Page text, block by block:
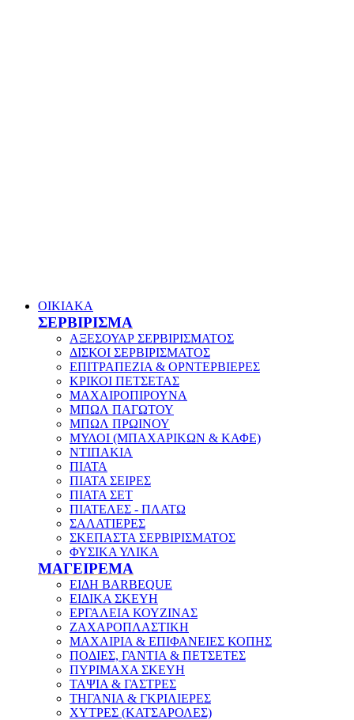
ΟΙΚΙΑΚΑ
ΣΕΡΒΙΡΙΣΜΑ
ΑΞΕΣΟΥΑΡ ΣΕΡΒΙΡΙΣΜΑΤΟΣ
ΔΙΣΚΟΙ ΣΕΡΒΙΡΙΣΜΑΤΟΣ
ΕΠΙΤΡΑΠΕΖΙΑ & ΟΡΝΤΕΡΒΙΕΡΕΣ
ΚΡΙΚΟΙ ΠΕΤΣΕΤΑΣ
ΜΑΧΑΙΡΟΠΙΡΟΥΝΑ
ΜΠΩΛ ΠΑΓΩΤΟΥ
ΜΠΩΛ ΠΡΩΙΝΟΥ
ΜΥΛΟΙ (ΜΠΑΧΑΡΙΚΩΝ & ΚΑΦΕ)
ΝΤΙΠΑΚΙΑ
ΠΙΑΤΑ
ΠΙΑΤΑ ΣΕΙΡΕΣ
ΠΙΑΤΑ ΣΕΤ
ΠΙΑΤΕΛΕΣ - ΠΛΑΤΩ
ΣΑΛΑΤΙΕΡΕΣ
ΣΚΕΠΑΣΤΑ ΣΕΡΒΙΡΙΣΜΑΤΟΣ
ΦΥΣΙΚΑ ΥΛΙΚΑ
ΜΑΓΕΙΡΕΜΑ
ΕΙΔΗ BARBEQUE
ΕΙΔΙΚΑ ΣΚΕΥΗ
ΕΡΓΑΛΕΙΑ ΚΟΥΖΙΝΑΣ
ΖΑΧΑΡΟΠΛΑΣΤΙΚΗ
ΜΑΧΑΙΡΙΑ & ΕΠΙΦΑΝΕΙΕΣ ΚΟΠΗΣ
ΠΟΔΙΕΣ, ΓΑΝΤΙΑ & ΠΕΤΣΕΤΕΣ
ΠΥΡΙΜΑΧΑ ΣΚΕΥΗ
ΤΑΨΙΑ & ΓΑΣΤΡΕΣ
ΤΗΓΑΝΙΑ & ΓΚΡΙΛΙΕΡΕΣ
ΧΥΤΡΕΣ (ΚΑΤΣΑΡΟΛΕΣ)